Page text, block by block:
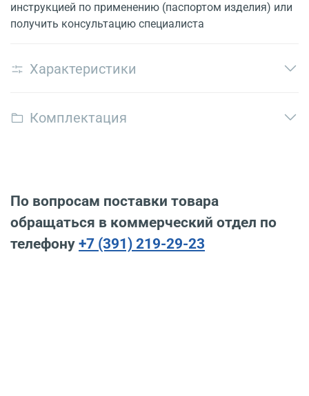
инструкцией по применению (паспортом изделия) или
получить консультацию специалиста
Характеристики
Комплектация
По вопросам поставки товара
обращаться в коммерческий отдел по
телефону +7 (391) 219-29-23